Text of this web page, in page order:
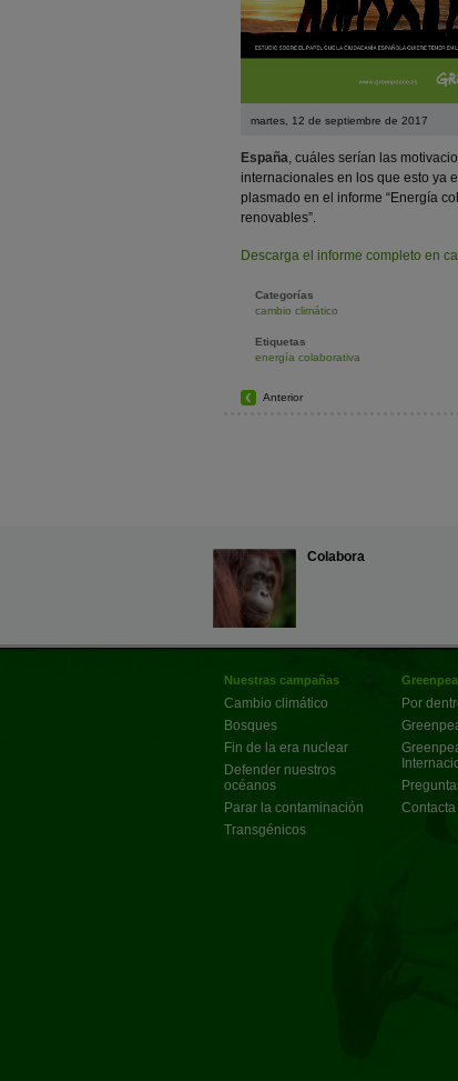
martes, 12 de septiembre de 2017
España, cuáles serían las
internacionales en los que esto ya
plasmado en el informe “Energía
renovables”.
Descarga el informe completo en
Categorías
cambio climático
Etiquetas
energía colaborativa
Anterior
Colabora
Nuestras campañas
Cambio climático
Bosques
Fin de la era nuclear
Defender nuestros
océanos
Parar la contaminación
Transgénicos
Por
Contacta